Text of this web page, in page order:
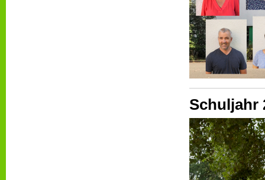
Schuljahr